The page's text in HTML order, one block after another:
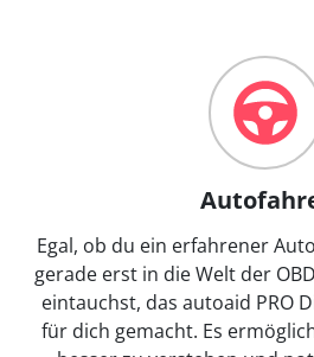
Egal, ob du ein erfahrener
gerade erst in die Welt der
eintauchst, das autoaid PRO
für dich gemacht. Es